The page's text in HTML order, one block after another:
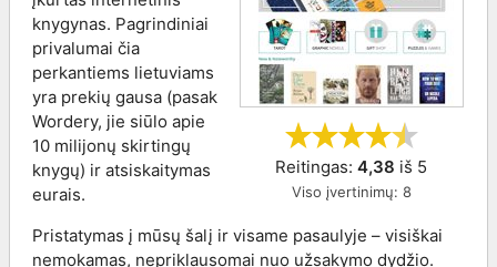
Reitingas: 4,38 iš 5
Viso įvertinimų: 8
knygynas. Pagrindiniai
privalumai čia
perkantiems lietuviams
yra prekių gausa (pasak
Wordery, jie siūlo apie
10 milijonų skirtingų
knygų) ir atsiskaitymas
eurais.
Pristatymas į mūsų šalį ir visame pasaulyje – visiškai
nemokamas, nepriklausomai nuo užsakymo dydžio.